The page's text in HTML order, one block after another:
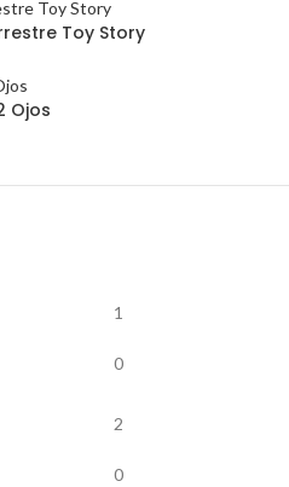
Toy Story
Ojos
1
0
2
0